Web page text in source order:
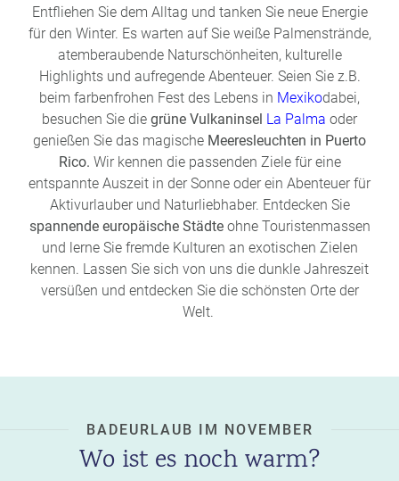
Entfliehen Sie dem Alltag und tanken Sie neue Energie
für den Winter. Es warten auf Sie weiße Palmenstrände,
atemberaubende Naturschönheiten, kulturelle
Highlights und aufregende Abenteuer. Seien Sie z.B.
beim farbenfrohen Fest des Lebens in Mexikodabei,
besuchen Sie die grüne Vulkaninsel La Palma oder
genießen Sie das magische Meeresleuchten in Puerto
Rico. Wir kennen die passenden Ziele für eine
entspannte Auszeit in der Sonne oder ein Abenteuer für
Aktivurlauber und Naturliebhaber. Entdecken Sie
spannende europäische Städte ohne Touristenmassen
und lerne Sie fremde Kulturen an exotischen Zielen
kennen. Lassen Sie sich von uns die dunkle Jahreszeit
versüßen und entdecken Sie die schönsten Orte der
Welt.
BADEURLAUB IM NOVEMBER
Wo ist es noch warm?